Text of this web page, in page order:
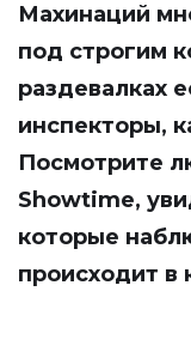
Махинаций
под строгим
раздевалках
инспекторы,
Посмотрите
Showtime,
которые
происходит в